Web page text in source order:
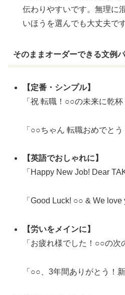
伝わりやすいです。無理に
いほうを選んでも大丈夫で
そのままオーダーできる文例
【定番・シンプル】
「祝 転職！○○の未来に乾杯
「○○ちゃん 転職おめでと
【英語でおしゃれに】
「Happy New Job! Dear
「Good Luck! ○○ & We love
【労いをメインに】
「お疲れ様でした！○○の次
「○○、3年間ありがとう！